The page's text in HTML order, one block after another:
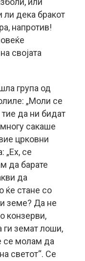
ли дека бракот
напротив!
својата
група од
„Моли се
да ни бидат
сакаше
црковни
„Ех, се
да барате
да
ќе стане со
земе? Да не
конзерви,
ги земат лоши,
се молам да
светот“. Се